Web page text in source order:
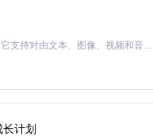
MiniMax H3 是一个通用的全模态生成系统。它支持对由文本、图像、视频和音频组成的多模态上下文进行统一理解，并能生成分辨率高达 2K、时长可达 15 秒的带原生立体声音频的视频。得益于面向任务泛化的系统设计，H3 在预训练阶段就已具备广泛的多模态上下文理解与生成能力，能够出色地执行复杂的多模态指令。
计划